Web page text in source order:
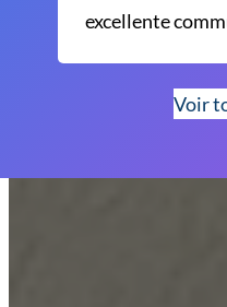
excellente
Voir